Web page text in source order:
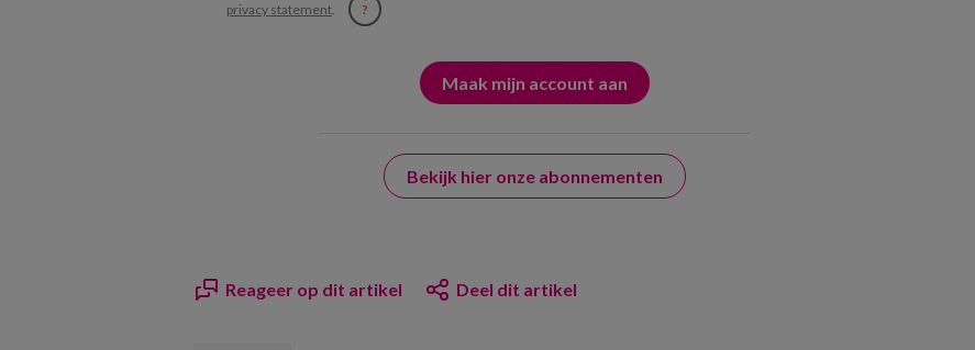
privacy statement. ?
Bekijk hier onze abonnementen
Reageer op dit artikel Deel dit artikel